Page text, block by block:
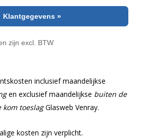
inclusief maandelijkse
en exclusief maandelijkse buiten de
kom toeslagGlasweb Venray.
kosten zijn verplicht.